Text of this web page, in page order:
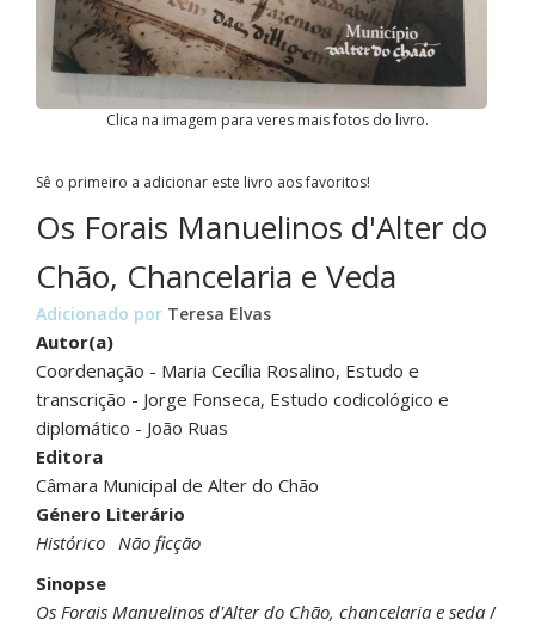
Clica na imagem para veres mais fotos do livro.
Sê o primeiro a adicionar este livro aos favoritos!
Os Forais Manuelinos d'Alter do
Chão, Chancelaria e Veda
Adicionado por Teresa Elvas
Autor(a)
Coordenação - Maria Cecília Rosalino, Estudo e
transcrição - Jorge Fonseca, Estudo codicológico e
diplomático - João Ruas
Editora
Câmara Municipal de Alter do Chão
Género Literário
Histórico Não ficção
Sinopse
Os Forais Manuelinos d'Alter do Chão, chancelaria e seda /